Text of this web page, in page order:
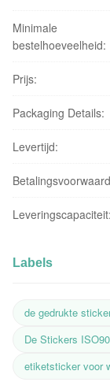
Minimale
bestelhoeveelheid:
Prijs:
Packaging Details:
Levertijd:
Leveringscapaciteit:
Labels
de gedrukte
De Stickers
etiketsticker voor